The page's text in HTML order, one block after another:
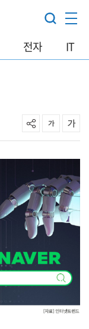
전자 IT